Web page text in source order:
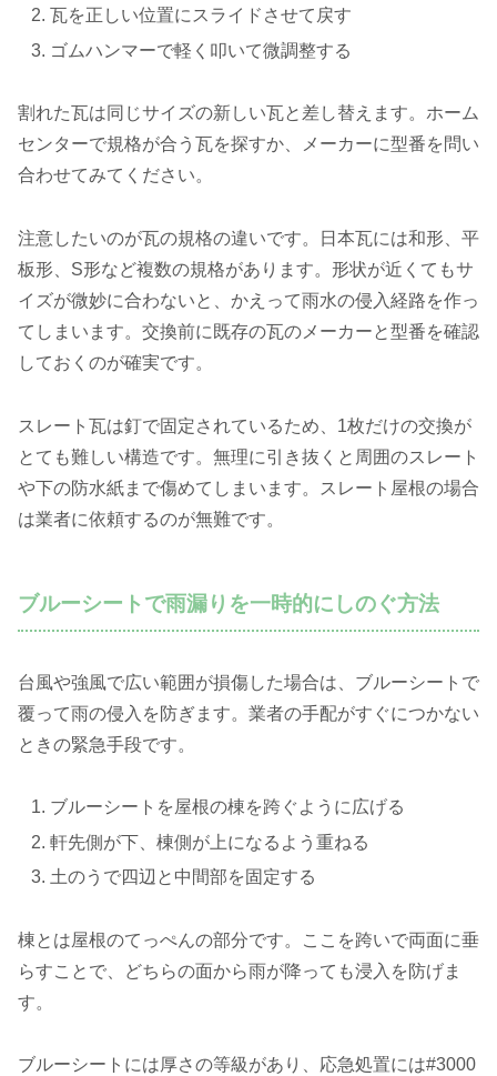
瓦を正しい位置にスライドさせて戻す
ゴムハンマーで軽く叩いて微調整する
割れた瓦は同じサイズの新しい瓦と差し替えます。ホーム
センターで規格が合う瓦を探すか、メーカーに型番を問い
合わせてみてください。
注意したいのが瓦の規格の違いです。日本瓦には和形、平
板形、S形など複数の規格があります。形状が近くてもサ
イズが微妙に合わないと、かえって雨水の侵入経路を作っ
てしまいます。交換前に既存の瓦のメーカーと型番を確認
しておくのが確実です。
スレート瓦は釘で固定されているため、1枚だけの交換が
とても難しい構造です。無理に引き抜くと周囲のスレート
や下の防水紙まで傷めてしまいます。スレート屋根の場合
は業者に依頼するのが無難です。
ブルーシートで雨漏りを一時的にしのぐ方法
台風や強風で広い範囲が損傷した場合は、ブルーシートで
覆って雨の侵入を防ぎます。業者の手配がすぐにつかない
ときの緊急手段です。
ブルーシートを屋根の棟を跨ぐように広げる
軒先側が下、棟側が上になるよう重ねる
土のうで四辺と中間部を固定する
棟とは屋根のてっぺんの部分です。ここを跨いで両面に垂
らすことで、どちらの面から雨が降っても浸入を防げま
す。
ブルーシートには厚さの等級があり、応急処置には#3000